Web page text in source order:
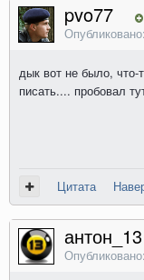
pvo77
Опубликовано:
дык вот не было,
писать.... пробовал
Цитата
антон_13
Опубликовано: